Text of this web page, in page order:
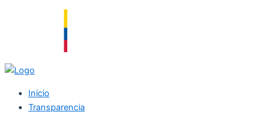
Inicio
Transparencia